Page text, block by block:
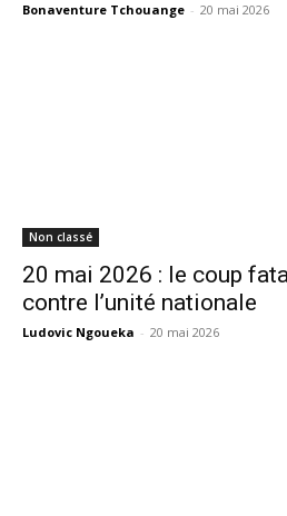
Bonaventure Tchouange - 20 mai 2026
Non classé
20 mai 2026 : le coup
contre l’unité nationale
Ludovic Ngoueka - 20 mai 2026